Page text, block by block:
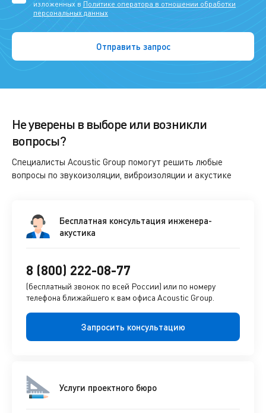
изложенных в Политике оператора в отношении обработки
персональных данных
Не уверены в выборе или возникли
вопросы?
Специалисты Acoustic Group помогут решить любые
вопросы по звукоизоляции, виброизоляции и акустике
Бесплатная консультация инженера-
акустика
8 (800) 222-08-77
(бесплатный звонок по всей России) или по номеру
телефона ближайшего к вам офиса Acoustic Group.
Запросить консультацию
Услуги проектного бюро